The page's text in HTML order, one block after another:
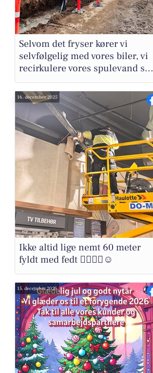
Selvom det fryser kører vi
selvfølgelig med vores biler, vi
recirkulere vores spulevand s...
16. december 2025
Ikke altid lige nemt 60 meter
fyldt med fedt 🙂‍↔️🙂‍↔️☺️
15. december 2025